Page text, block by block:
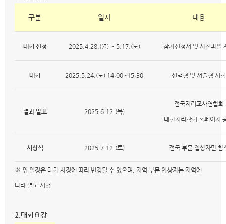
구분 일시 내용
대회 신청 2025.4.28.(월) ~ 5.17.(토) 참가신청서 및 사진파일
대회 2025.5.24.(토) 14:00~15:30 선택형 및 서술형 시험
결과 발표 2025.6.12.(목)
전국지리교사연합회
대한지리학회 홈페이지
시상식 2025.7.12.(토) 전국 부문 입상자만 참
※ 위 일정은 대회 사정에 따라 변경될 수 있으며, 지역 부문 입상자는 지역에
따라 별도 시행
2.대회요강